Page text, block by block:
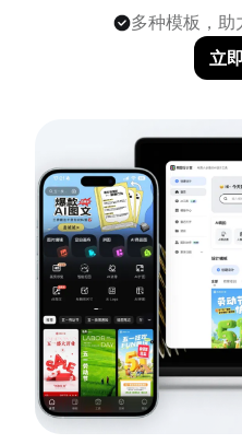
多种模板，助
立